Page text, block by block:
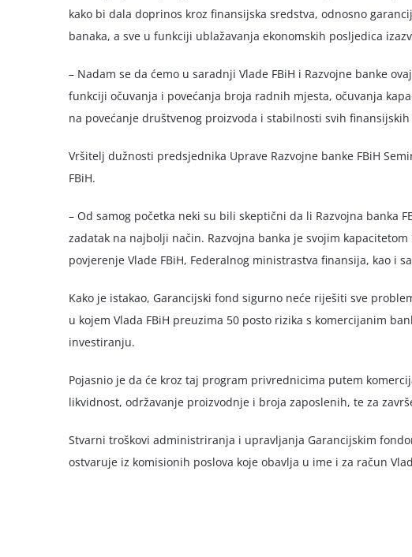
kako bi dala doprinos kroz finansijska sredstva, odnosno
banaka, a sve u funkciji ublažavanja ekonomskih posljedica
– Nadam se da ćemo u saradnji Vlade FBiH i Razvojne banke
funkciji očuvanja i povećanja broja radnih mjesta, očuvanja
na povećanje društvenog proizvoda i stabilnosti svih
Vršitelj dužnosti predsjednika Uprave Razvojne banke FBiH
FBiH.
– Od samog početka neki su bili skeptični da li Razvojna banka
zadatak na najbolji način. Razvojna banka je svojim
povjerenje Vlade FBiH, Federalnog ministrastva finansija, kao i
Kako je istakao, Garancijski fond sigurno neće riješiti sve
u kojem Vlada FBiH preuzima 50 posto rizika s komercijanim
investiranju.
Pojasnio je da će kroz taj program privrednicima putem
likvidnost, održavanje proizvodnje i broja zaposlenih, te za
Stvarni troškovi administriranja i upravljanja Garancijskim
ostvaruje iz komisionih poslova koje obavlja u ime i za račun